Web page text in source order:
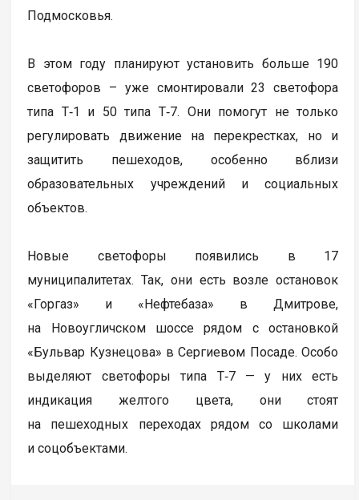
Подмосковья.
В этом году планируют установить больше 190
светофоров – уже смонтировали 23 светофора
типа Т‑1 и 50 типа Т‑7. Они помогут не только
регулировать движение на перекрестках, но и
защитить пешеходов, особенно вблизи
образовательных учреждений и социальных
объектов.
Новые светофоры появились в 17
муниципалитетах. Так, они есть возле остановок
«Горгаз» и «Нефтебаза» в Дмитрове,
на Новоугличском шоссе рядом с остановкой
«Бульвар Кузнецова» в Сергиевом Посаде. Особо
выделяют светофоры типа Т‑7 — у них есть
индикация желтого цвета, они стоят
на пешеходных переходах рядом со школами
и соцобъектами.